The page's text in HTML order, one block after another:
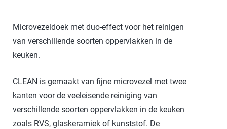
Microvezeldoek met duo-effect voor het reinigen
van verschillende soorten oppervlakken in de
keuken.
CLEAN is gemaakt van fijne microvezel met twee
kanten voor de veeleisende reiniging van
verschillende soorten oppervlakken in de keuken
zoals RVS, glaskeramiek of kunststof. De